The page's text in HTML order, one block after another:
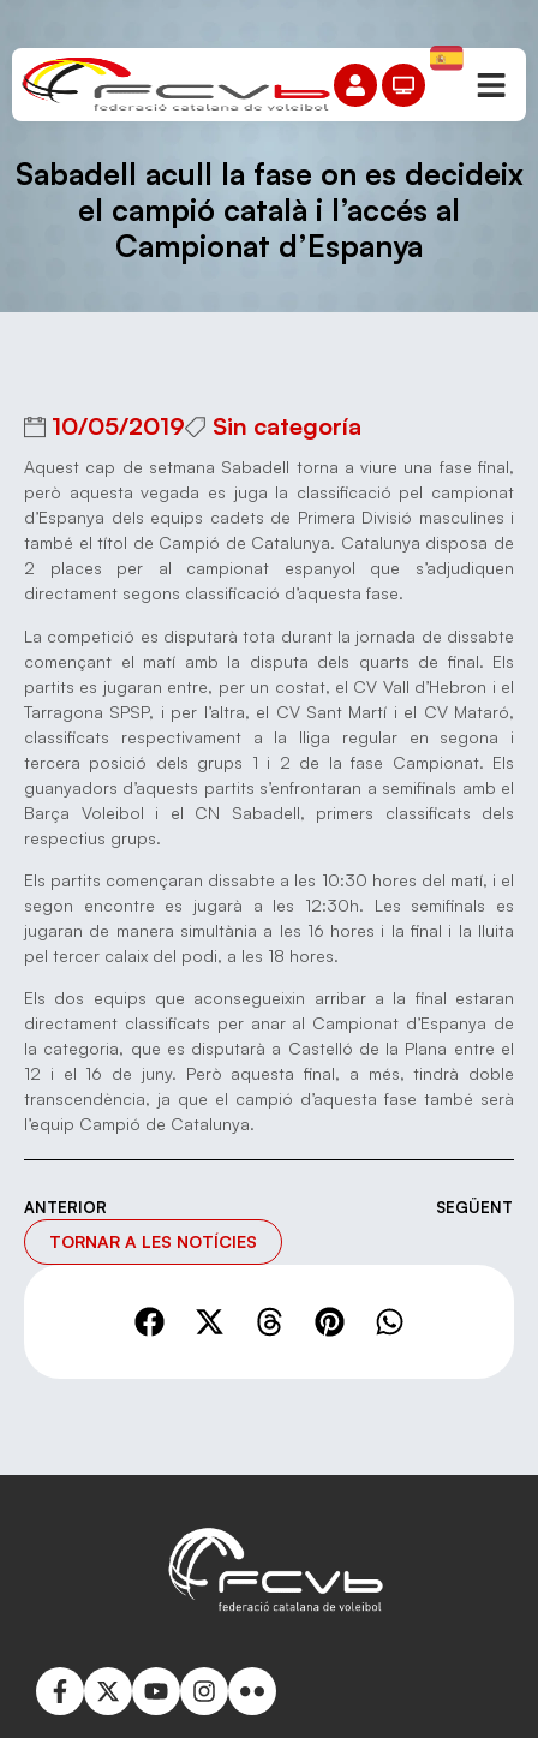
Sabadell acull la fase on es decideix
el campió català i l’accés al
Campionat d’Espanya
10/05/2019 Sin categoría
Aquest cap de setmana Sabadell torna a viure una fase final,
però aquesta vegada es juga la classificació pel campionat
d’Espanya dels equips cadets de Primera Divisió masculines i
també el títol de Campió de Catalunya. Catalunya disposa de
2 places per al campionat espanyol que s’adjudiquen
directament segons classificació d’aquesta fase.
La competició es disputarà tota durant la jornada de dissabte
començant el matí amb la disputa dels quarts de final. Els
partits es jugaran entre, per un costat, el CV Vall d’Hebron i el
Tarragona SPSP, i per l’altra, el CV Sant Martí i el CV Mataró,
classificats respectivament a la lliga regular en segona i
tercera posició dels grups 1 i 2 de la fase Campionat. Els
guanyadors d’aquests partits s’enfrontaran a semifinals amb el
Barça Voleibol i el CN Sabadell, primers classificats dels
respectius grups.
Els partits començaran dissabte a les 10:30 hores del matí, i el
segon encontre es jugarà a les 12:30h. Les semifinals es
jugaran de manera simultània a les 16 hores i la final i la lluita
pel tercer calaix del podi, a les 18 hores.
Els dos equips que aconsegueixin arribar a la final estaran
directament classificats per anar al Campionat d’Espanya de
la categoria, que es disputarà a Castelló de la Plana entre el
12 i el 16 de juny. Però aquesta final, a més, tindrà doble
transcendència, ja que el campió d’aquesta fase també serà
l’equip Campió de Catalunya.
ANTERIOR SEGÜENT
TORNAR A LES NOTÍCIES